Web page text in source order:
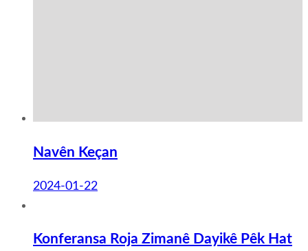
Navên Keçan
2024-01-22
Konferansa Roja Zimanê Dayikê Pêk Hat